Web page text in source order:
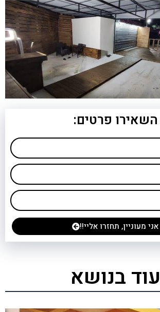
השאירו פרטים:
אני מעוניין, תחזרו אליי!!
עוד בנושא